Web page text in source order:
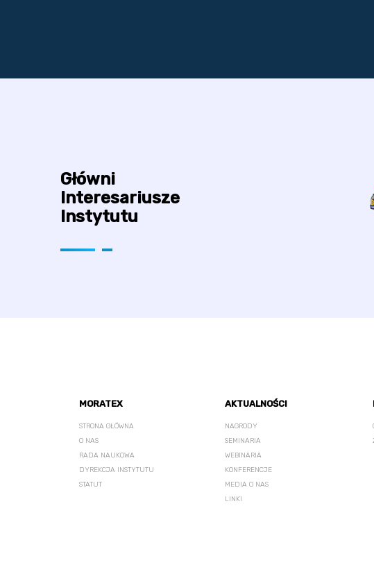
Główni
Interesariusze
Instytutu
MORATEX
STRONA GŁÓWNA
O NAS
RADA NAUKOWA
DYREKCJA INSTYTUTU
STATUT
AKTUALNOŚCI
NAGRODY
SEMINARIA
WEBINARIA
KONFERENCJE
MEDIA O NAS
LINKI